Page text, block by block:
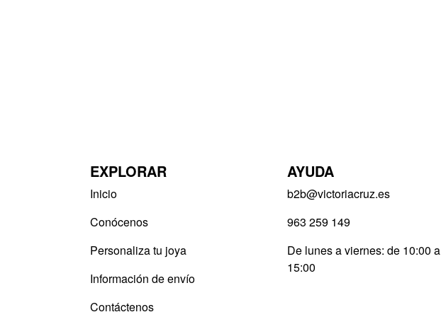
AYUDA
b2b@victoriacruz.es
963 259 149
De lunes a viernes: de 10:00 a
15:00
EXPLORAR
Inicio
Conócenos
Personaliza tu joya
Información de envío
Contáctenos